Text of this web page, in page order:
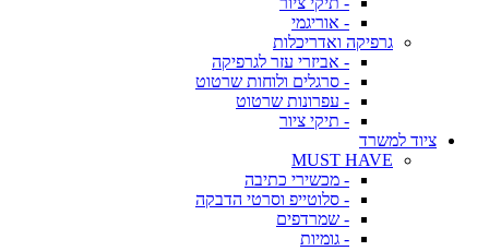
- אוריגמי
גרפיקה ואדריכלות
- אביזרי עזר לגרפיקה
- סרגלים ולוחות שרטוט
- עפרונות שרטוט
- תיקי ציור
ציוד למשרד
MUST HAVE
- מכשירי כתיבה
- סלוטייפ וסרטי הדבקה
- שמרדפים
- גומיות